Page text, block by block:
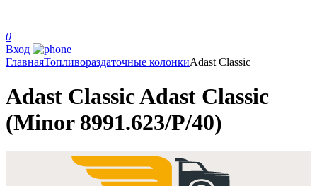
0
Вход
ГлавнаяТопливораздаточные колонкиAdast Classic
Adast Classic Adast Classic
(Minor 8991.623/P/40)